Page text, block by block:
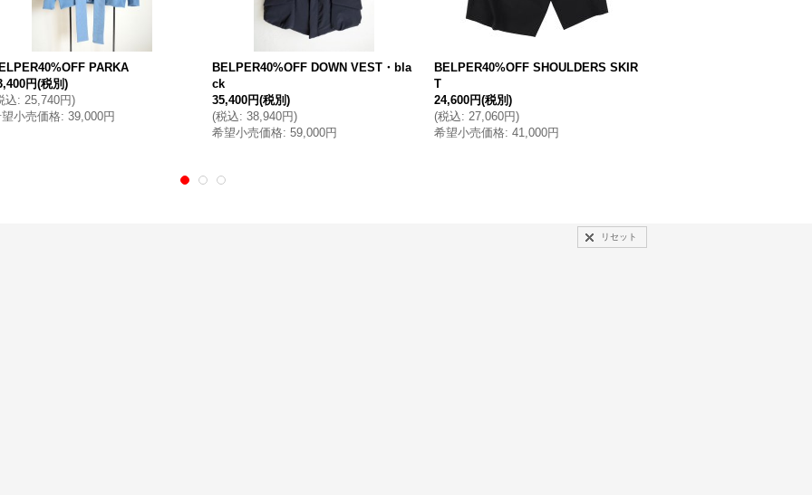
PARKA
円(税別)
込: 25,740円)
小売価格: 39,000円
BELPER40%OFF DOWN VEST・bla
ck
35,400円(税別)
(税込: 38,940円)
希望小売価格: 59,000円
BELPER40%OFF SHOULDERS SKIR
T
24,600円(税別)
(税込: 27,060円)
希望小売価格: 41,000円
リセット